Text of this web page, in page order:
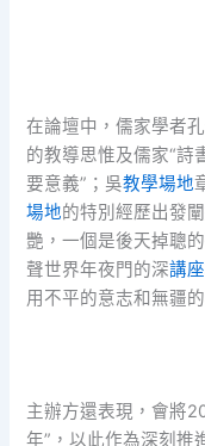
在論壇中，儒家學者
的教導思惟及儒家“詩
要意義”；吳教學場地
場地的特別經歷出發
艷，一個是後天掉聰
聲世界年夜門的深講
用不平的意志和無疆
主辦方還表現，會將
年”，以此作為深刻推